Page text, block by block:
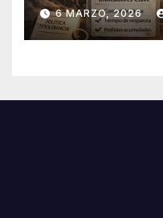
6 MARZO, 2026